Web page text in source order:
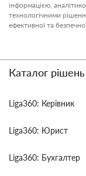
інформацією,
технологічними
ефективної та
Каталог рішень
Liga360: Керівник
Liga360: Юрист
Liga360: Бухгалтер